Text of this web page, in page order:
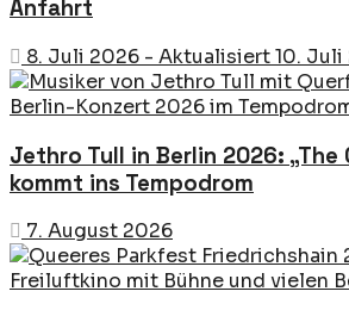
Anfahrt
8. Juli 2026 - Aktualisiert 10. Juli
Jethro Tull in Berlin 2026: „The
kommt ins Tempodrom
7. August 2026